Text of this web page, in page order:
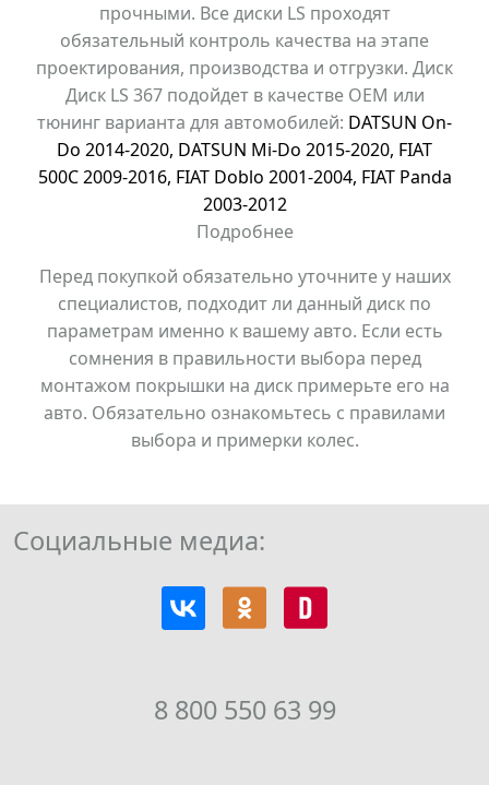
прочными. Все диски LS проходят
обязательный контроль качества на этапе
проектирования, производства и отгрузки. Диск
Диск LS 367 подойдет в качестве OEM или
тюнинг варианта для автомобилей: DATSUN On-
Do 2014-2020, DATSUN Mi-Do 2015-2020, FIAT
500С 2009-2016, FIAT Doblo 2001-2004, FIAT Panda
2003-2012
Подробнее
Перед покупкой обязательно уточните у наших
специалистов, подходит ли данный диск по
параметрам именно к вашему авто. Если есть
сомнения в правильности выбора перед
монтажом покрышки на диск примерьте его на
авто. Обязательно ознакомьтесь с правилами
выбора и примерки колес.
8 800 550 63 99
Социальные медиа: